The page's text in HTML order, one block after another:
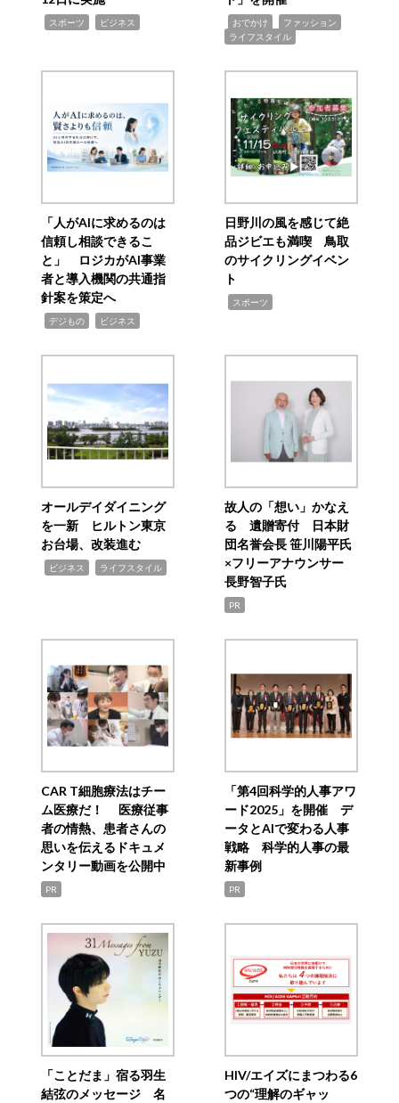
スポーツ ビジネス おでかけ ファッション
ライフスタイル
「人がAIに求めるのは
信頼し相談できるこ
と」 ロジカがAI事業
者と導入機関の共通指
針案を策定へ
デジもの ビジネス
日野川の風を感じて絶
品ジビエも満喫 鳥取
のサイクリングイベン
ト
スポーツ
オールデイダイニング
を一新 ヒルトン東京
お台場、改装進む
ビジネス ライフスタイル
故人の「想い」かなえ
る 遺贈寄付 日本財
団名誉会長 笹川陽平氏
×フリーアナウンサー
長野智子氏
PR
CAR T細胞療法はチー
ム医療だ！ 医療従事
者の情熱、患者さんの
思いを伝えるドキュメ
ンタリー動画を公開中
PR
「第4回科学的人事アワ
ード2025」を開催 デ
ータとAIで変わる人事
戦略 科学的人事の最
新事例
PR
「ことだま」宿る羽生
結弦のメッセージ 名
HIV/エイズにまつわる6
つの“理解のギャッ